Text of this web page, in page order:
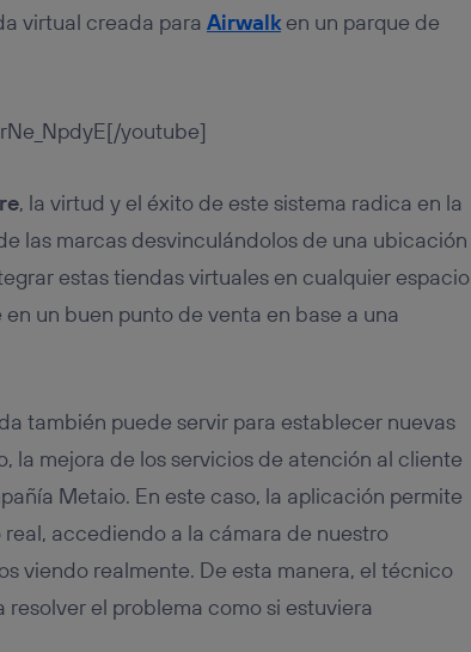
virtual creada para Airwalken un parque de
youtube]
, la virtud y el éxito de este sistema radica en la
las marcas desvinculándolos de una ubicación
estas tiendas virtuales en cualquier espacio
un buen punto de venta en base a una
también puede servir para establecer nuevas
la mejora de los servicios de atención al cliente
Metaio. En este caso, la aplicación permite
accediendo a la cámara de nuestro
viendo realmente. De esta manera, el técnico
el problema como si estuviera